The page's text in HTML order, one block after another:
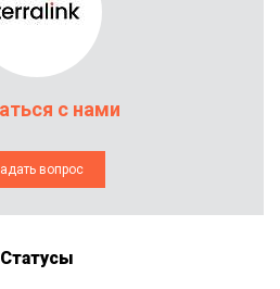
с нами
вопрос
Статусы